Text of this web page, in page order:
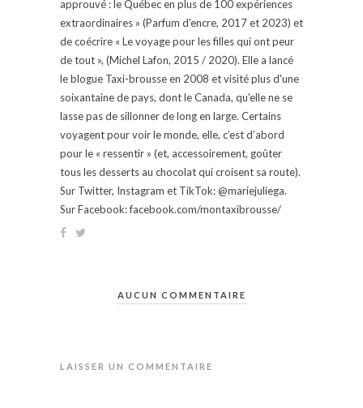
approuvé : le Québec en plus de 100 expériences
extraordinaires » (Parfum d'encre, 2017 et 2023) et
de coécrire « Le voyage pour les filles qui ont peur
de tout », (Michel Lafon, 2015 / 2020). Elle a lancé
le blogue Taxi-brousse en 2008 et visité plus d'une
soixantaine de pays, dont le Canada, qu'elle ne se
lasse pas de sillonner de long en large. Certains
voyagent pour voir le monde, elle, c’est d’abord
pour le « ressentir » (et, accessoirement, goûter
tous les desserts au chocolat qui croisent sa route).
Sur Twitter, Instagram et TikTok: @mariejuliega.
Sur Facebook: facebook.com/montaxibrousse/
AUCUN COMMENTAIRE
LAISSER UN COMMENTAIRE